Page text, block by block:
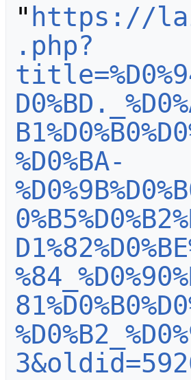
" https://
.php?
%D0%BA-